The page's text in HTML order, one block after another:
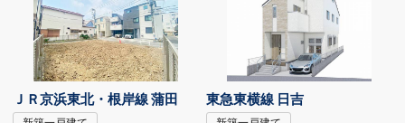
ＪＲ京浜東北・根岸線 蒲田 東急東横線 日吉